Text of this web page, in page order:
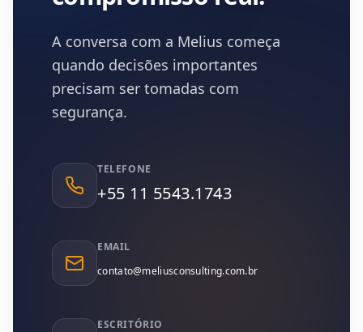
Contatos Melius Consulting
A conversa com a Melius começa
quando decisões importantes
precisam ser tomadas com
segurança.
TELEFONE
+55 11 5543.1743
EMAIL
contato@meliusconsulting.com.br
ESCRITÓRIO